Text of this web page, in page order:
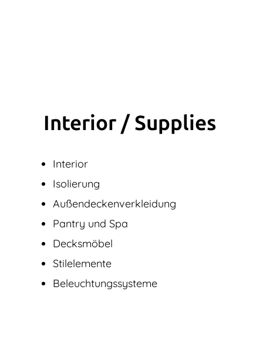
Interior / Supplies
Interior
Isolierung
Außendecken­verkleidung
Pantry und Spa
Decksmöbel
Stilelemente
Beleuchtungssysteme